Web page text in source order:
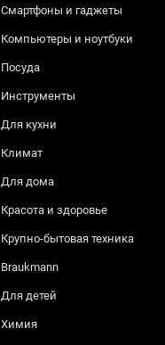
Смартфоны и гаджеты
Компьютеры и ноутбуки
Посуда
Инструменты
Для кухни
Климат
Для дома
Красота и здоровье
Крупно-бытовая техника
Braukmann
Для детей
Химия